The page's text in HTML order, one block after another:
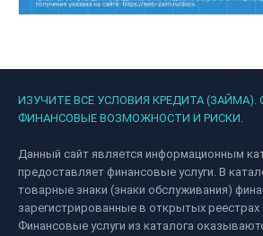
ИЗУЧИТЕ ВСЕ УСЛОВИЯ КРЕДИТА (ЗАЙМА).
ФИНАНСОВЫЕ ВОЗМОЖНОСТИ И РИСКИ.
Данный сайт является информационным
предоставляет финансовые услуги. В
товарные знаки (знаки обслуживания)
зарегистрированные в открытых
Финансовые услуги из каталога